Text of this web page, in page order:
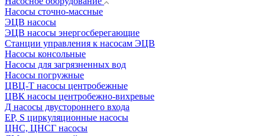
Насосы сточно-массные
ЭЦВ насосы
ЭЦВ насосы энергосберегающие
Станции управления к насосам ЭЦВ
Насосы консольные
Насосы для загрязненных вод
Насосы погружные
ЦВЦ-Т насосы центробежные
ЦВК насосы центробежно-вихревые
Д насосы двустороннего входа
EP, S циркуляционные насосы
ЦНС, ЦНСГ насосы